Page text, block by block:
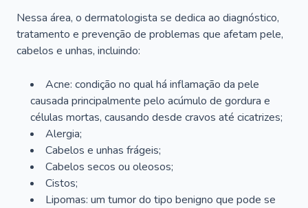
Nessa área, o dermatologista se dedica ao diagnóstico,
tratamento e prevenção de problemas que afetam pele,
cabelos e unhas, incluindo:
Acne: condição no qual há inflamação da pele
causada principalmente pelo acúmulo de gordura e
células mortas, causando desde cravos até cicatrizes;
Alergia;
Cabelos e unhas frágeis;
Cabelos secos ou oleosos;
Cistos;
Lipomas: um tumor do tipo benigno que pode se